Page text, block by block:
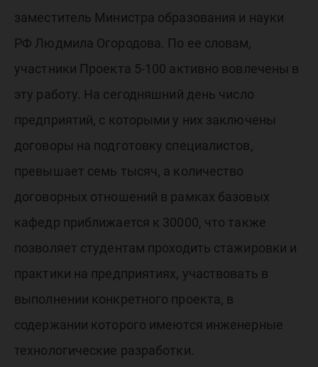
заместитель Министра образования и науки
РФ Людмила Огородова. По ее словам,
участники Проекта 5-100 активно вовлечены в
эту работу. На сегодняшний день число
предприятий, с которыми у них заключены
договоры на подготовку специалистов,
превышает семь тысяч, а количество
договорных отношений в рамках базовых
кафедр приближается к 30000, что также
позволяет студентам проходить стажировки и
практики на предприятиях, участвовать в
выполнении конкретного проекта, в
содержании которого имеются инженерные
технологические разработки.